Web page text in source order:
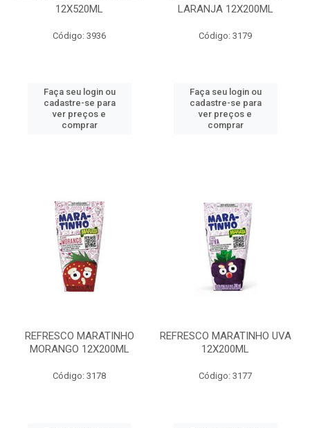
12X520ML
Código: 3936
Faça seu login ou
cadastre-se para
ver preços e
comprar
LARANJA 12X200ML
Código: 3179
Faça seu login ou
cadastre-se para
ver preços e
comprar
REFRESCO MARATINHO
MORANGO 12X200ML
Código: 3178
REFRESCO MARATINHO UVA
12X200ML
Código: 3177